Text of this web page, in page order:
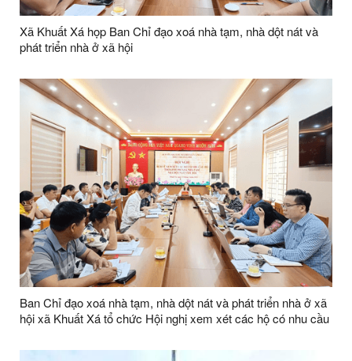
Xã Khuất Xá họp Ban Chỉ đạo xoá nhà tạm, nhà dột nát và
phát triển nhà ở xã hội
Ban Chỉ đạo xoá nhà tạm, nhà dột nát và phát triển nhà ở xã
hội xã Khuất Xá tổ chức Hội nghị xem xét các hộ có nhu cầu